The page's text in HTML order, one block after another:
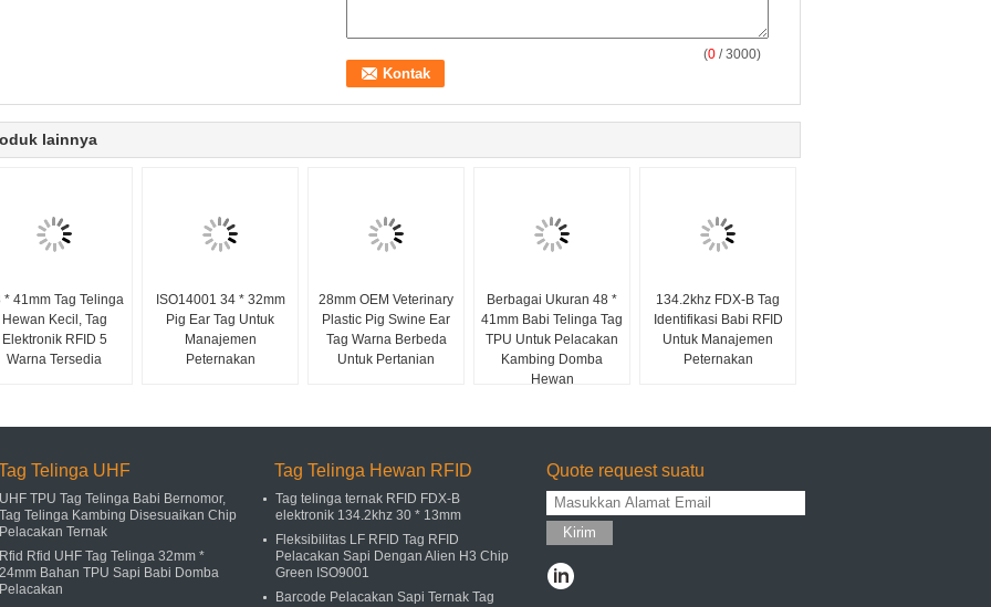
(0 / 3000)
lainnya
* 41mm Tag Telinga
Hewan Kecil, Tag
Elektronik RFID 5
Warna Tersedia
ISO14001 34 * 32mm
Pig Ear Tag Untuk
Manajemen
Peternakan
28mm OEM Veterinary
Plastic Pig Swine Ear
Tag Warna Berbeda
Untuk Pertanian
Berbagai Ukuran 48 *
41mm Babi Telinga Tag
TPU Untuk Pelacakan
Kambing Domba
Hewan
134.2khz FDX-B Tag
Identifikasi Babi RFID
Untuk Manajemen
Peternakan
Telinga UHF
UHF TPU Tag Telinga Babi Bernomor,
Tag Telinga Kambing Disesuaikan Chip
Pelacakan Ternak
Rfid Rfid UHF Tag Telinga 32mm *
24mm Bahan TPU Sapi Babi Domba
Pelacakan
Tag Telinga Hewan RFID
Tag telinga ternak RFID FDX-B
elektronik 134.2khz 30 * 13mm
Fleksibilitas LF RFID Tag RFID
Pelacakan Sapi Dengan Alien H3 Chip
Green ISO9001
Barcode Pelacakan Sapi Ternak Tag
Quote request suatu
Kirim